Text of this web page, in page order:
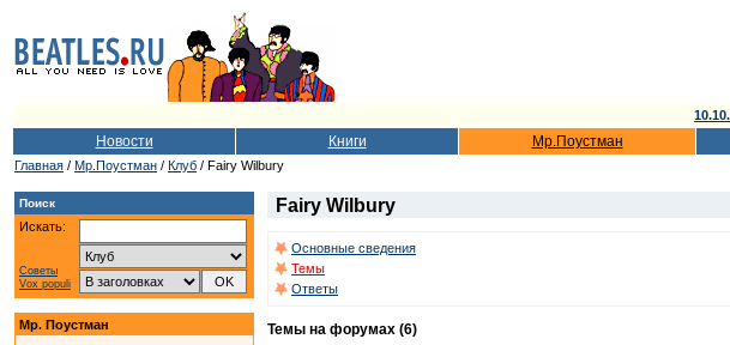
Новости Книги Мр.Поустман
Главная / Мр.Поустман / Клуб / Fairy Wilbury
Поиск
Искать:
Советы
Vox populi
Мр. Поустман
Fairy Wilbury
Основные сведения
Темы
Ответы
Темы на форумах (6)